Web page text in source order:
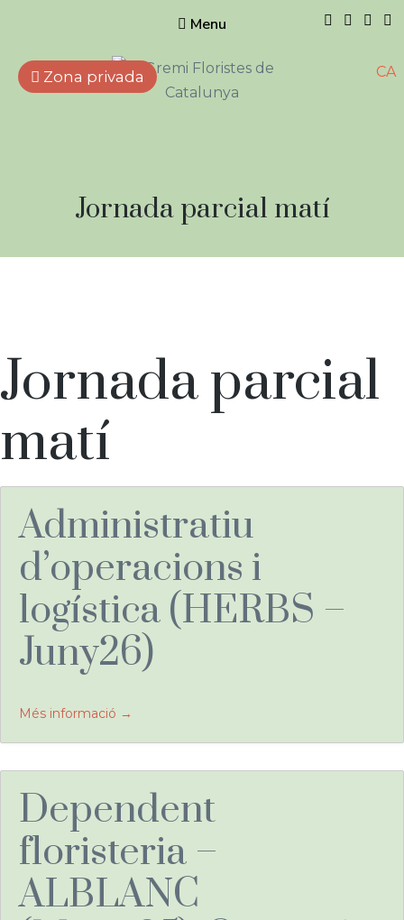
Menu
Empreses que treballen
amb flors, plantes naturals i
artificials, elements
CA
Zona privada
Tipus
Jornada parcial matí
Tipus
de
feina:
Jornada parcial
matí
Administratiu
d’operacions i
logística (HERBS –
Juny26)
Més informació
Dependent
floristeria –
ALBLANC